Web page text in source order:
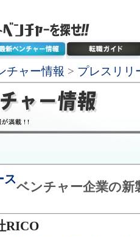
チャー情報 > プレスリリ
ス
ベンチャー企業の新
RICO